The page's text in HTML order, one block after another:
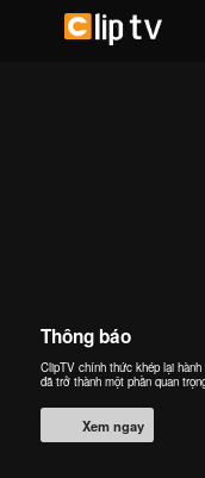
Thông báo
ClipTV chính thức khép lại
đã trở thành một phần quan
Xem ngay